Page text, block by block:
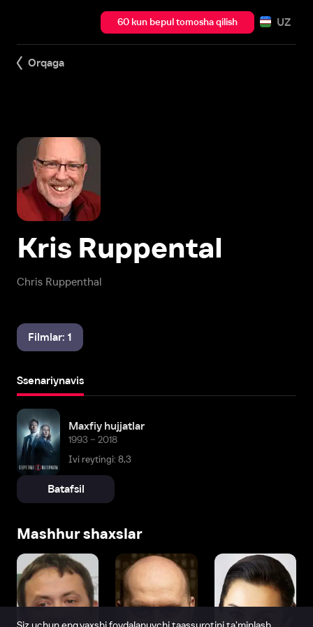
60 kun bepul tomosha qilish UZ
Orqaga
Chris Ruppenthal
Kris Ruppental
Filmlar: 1
Ssenariynavis
Maxfiy hujjatlar
1993 – 2018
Ivi reytingi: 8,3
Batafsil
Mashhur shaxslar